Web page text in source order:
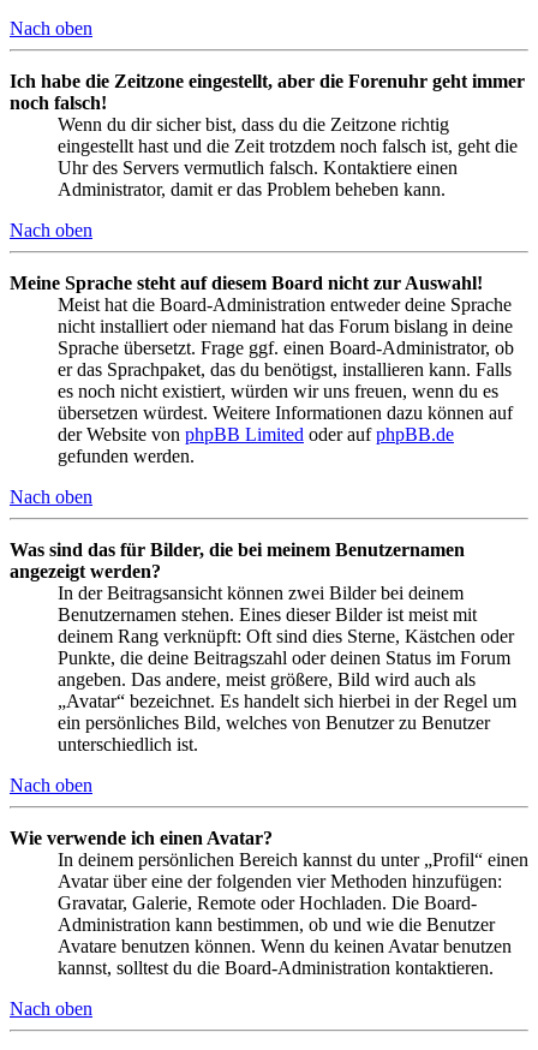
Nach oben
Ich habe die Zeitzone eingestellt, aber die Forenuhr geht immer
noch falsch!
Wenn du dir sicher bist, dass du die Zeitzone richtig
eingestellt hast und die Zeit trotzdem noch falsch ist, geht die
Uhr des Servers vermutlich falsch. Kontaktiere einen
Administrator, damit er das Problem beheben kann.
Nach oben
Meine Sprache steht auf diesem Board nicht zur Auswahl!
Meist hat die Board-Administration entweder deine Sprache
nicht installiert oder niemand hat das Forum bislang in deine
Sprache übersetzt. Frage ggf. einen Board-Administrator, ob
er das Sprachpaket, das du benötigst, installieren kann. Falls
es noch nicht existiert, würden wir uns freuen, wenn du es
übersetzen würdest. Weitere Informationen dazu können auf
der Website von phpBB Limited oder aufphpBB.de
gefunden werden.
Nach oben
Was sind das für Bilder, die bei meinem Benutzernamen
angezeigt werden?
In der Beitragsansicht können zwei Bilder bei deinem
Benutzernamen stehen. Eines dieser Bilder ist meist mit
deinem Rang verknüpft: Oft sind dies Sterne, Kästchen oder
Punkte, die deine Beitragszahl oder deinen Status im Forum
angeben. Das andere, meist größere, Bild wird auch als
„Avatar“ bezeichnet. Es handelt sich hierbei in der Regel um
ein persönliches Bild, welches von Benutzer zu Benutzer
unterschiedlich ist.
Nach oben
Wie verwende ich einen Avatar?
In deinem persönlichen Bereich kannst du unter „Profil“ einen
Avatar über eine der folgenden vier Methoden hinzufügen:
Gravatar, Galerie, Remote oder Hochladen. Die Board-
Administration kann bestimmen, ob und wie die Benutzer
Avatare benutzen können. Wenn du keinen Avatar benutzen
kannst, solltest du die Board-Administration kontaktieren.
Nach oben